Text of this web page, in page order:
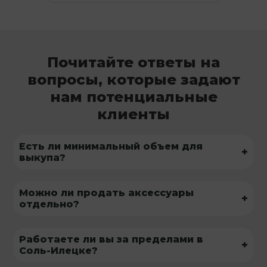
Почитайте ответы на
вопросы, которые задают
нам потенциальные
клиенты
Есть ли минимальный объем для
выкупа?
+
Можно ли продать аксессуары
отдельно?
+
Работаете ли вы за пределами в
Соль-Илецке?
+